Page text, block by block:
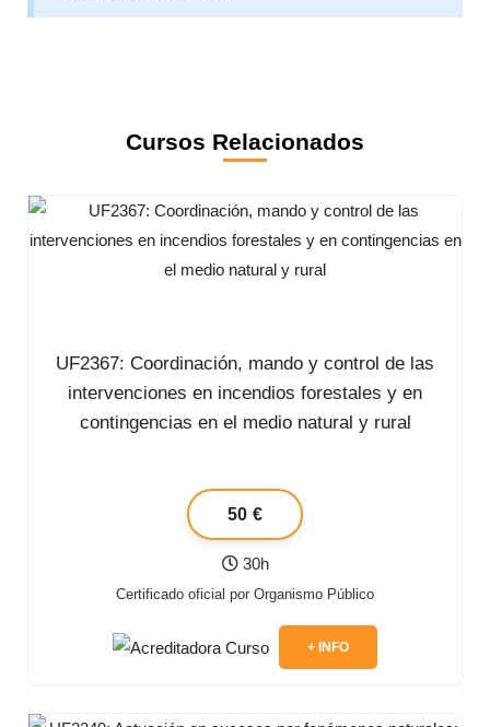
Cursos Relacionados
UF2367: Coordinación, mando y control de las
intervenciones en incendios forestales y en
contingencias en el medio natural y rural
50 €
30h
Certificado oficial por Organismo Público
+ INFO